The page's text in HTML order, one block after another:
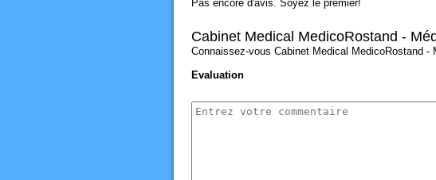
Pas encore d'avis. Soyez le premier!
Cabinet Medical MedicoRostand -
Connaissez-vous Cabinet Medical MedicoRostand
Evaluation